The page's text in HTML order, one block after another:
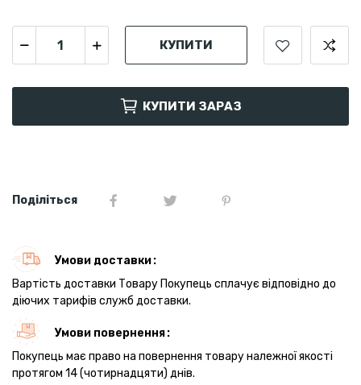
КУПИТИ
КУПИТИ ЗАРАЗ
Поділіться
Умови доставки
Вартість доставки Товару Покупець сплачує відповідно до
діючих тарифів служб доставки.
Умови повернення
Покупець має право на повернення товару належної якості
протягом 14 (чотирнадцяти) днів.